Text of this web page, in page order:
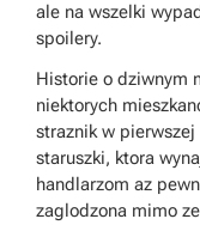
ale na wszelki
spoilery.
Historie o dziwnym
niektorych
straznik w
staruszki, ktora
handlarzom az
zaglodzona mimo